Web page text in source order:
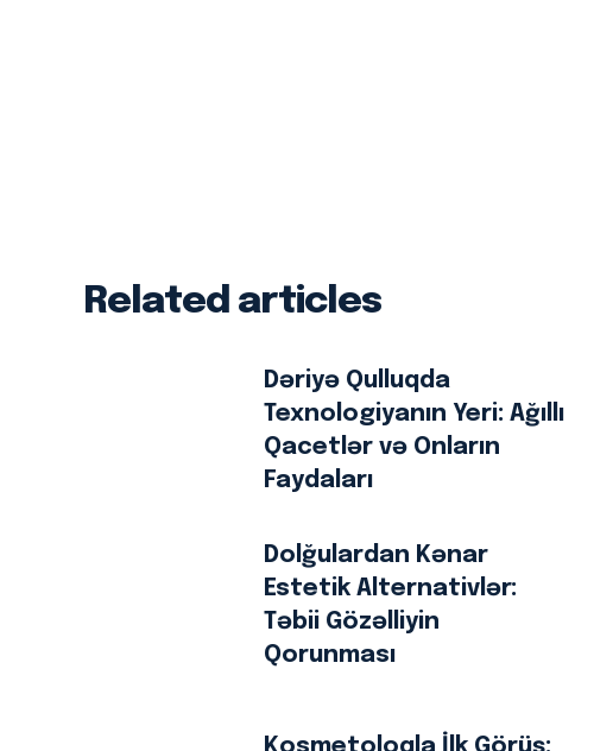
Related articles
Dəriyə Qulluqda
Texnologiyanın Yeri: Ağıllı
Qacetlər və Onların
Faydaları
Dolğulardan Kənar
Estetik Alternativlər:
Təbii Gözəlliyin
Qorunması